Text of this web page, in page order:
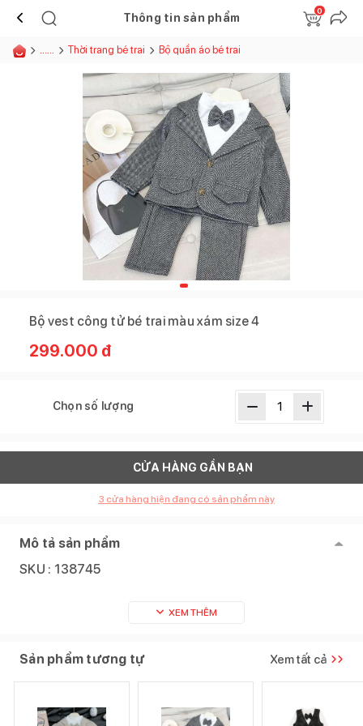
Thông tin sản phẩm
0
...... Thời trang bé trai Bộ quần áo bé trai
Bộ vest công tử bé trai màu xám size 4
299.000 đ
Chọn số lượng
CỬA HÀNG GẦN BẠN
3 cửa hàng hiện đang có sản phẩm này
Mô tả sản phẩm
SKU : 138745
XEM THÊM
Sản phẩm tương tự Xem tất cả